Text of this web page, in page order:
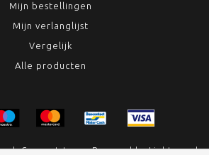
Mijn bestellingen
Mijn verlanglijst
Vergelijk
Alle producten
Conceptstore - Powered byLightspeed